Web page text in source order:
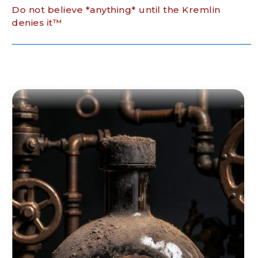
Do not believe *anything* until the Kremlin
denies it™